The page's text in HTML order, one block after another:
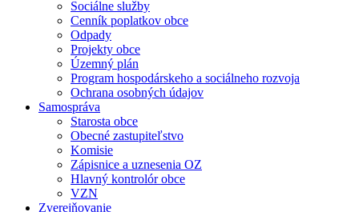
Sociálne služby
Cenník poplatkov obce
Odpady
Projekty obce
Územný plán
Program hospodárskeho a sociálneho rozvoja
Ochrana osobných údajov
Samospráva
Starosta obce
Obecné zastupiteľstvo
Komisie
Zápisnice a uznesenia OZ
Hlavný kontrolór obce
VZN
Zverejňovanie